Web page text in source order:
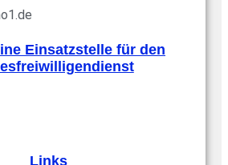
Einsatzstelle für den
Links